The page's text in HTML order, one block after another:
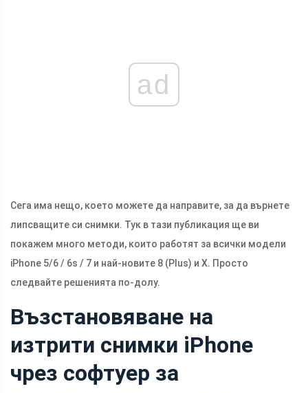
ad
Сега има нещо, което можете да направите, за да върнете
липсващите си снимки. Тук в тази публикация ще ви
покажем много методи, които работят за всички модели
iPhone 5/6 / 6s / 7 и най-новите 8 (Plus) и X. Просто
следвайте решенията по-долу.
Възстановяване на
изтрити снимки iPhone
чрез софтуер за